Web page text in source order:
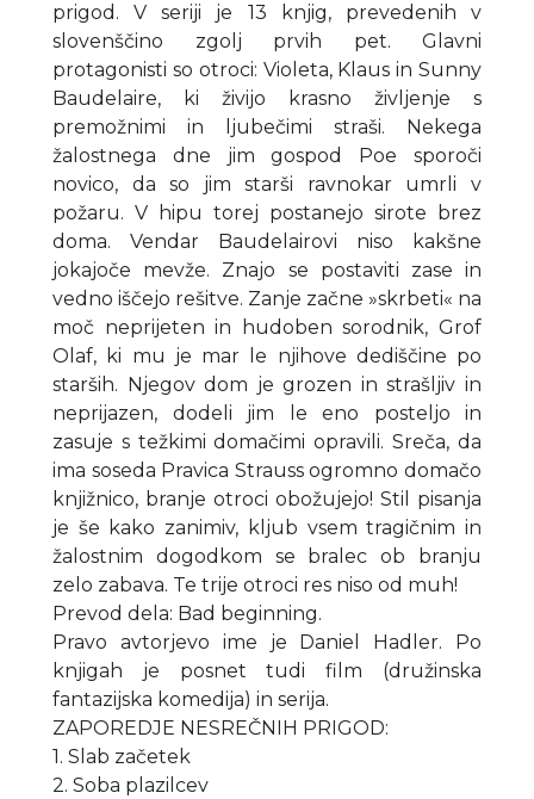
prigod. V seriji je 13 knjig, prevedenih v
slovenščino zgolj prvih pet. Glavni
protagonisti so otroci: Violeta, Klaus in Sunny
Baudelaire, ki živijo krasno življenje s
premožnimi in ljubečimi straši. Nekega
žalostnega dne jim gospod Poe sporoči
novico, da so jim starši ravnokar umrli v
požaru. V hipu torej postanejo sirote brez
doma. Vendar Baudelairovi niso kakšne
jokajoče mevže. Znajo se postaviti zase in
vedno iščejo rešitve. Zanje začne »skrbeti« na
moč neprijeten in hudoben sorodnik, Grof
Olaf, ki mu je mar le njihove dediščine po
starših. Njegov dom je grozen in strašljiv in
neprijazen, dodeli jim le eno posteljo in
zasuje s težkimi domačimi opravili. Sreča, da
ima soseda Pravica Strauss ogromno domačo
knjižnico, branje otroci obožujejo! Stil pisanja
je še kako zanimiv, kljub vsem tragičnim in
žalostnim dogodkom se bralec ob branju
zelo zabava. Te trije otroci res niso od muh!
Prevod dela: Bad beginning.
Pravo avtorjevo ime je Daniel Hadler. Po
knjigah je posnet tudi film (družinska
fantazijska komedija) in serija.
ZAPOREDJE NESREČNIH PRIGOD:
1. Slab začetek
2. Soba plazilcev